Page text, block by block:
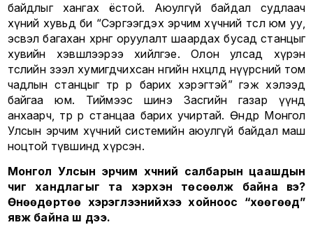
байдлыг хангах ёстой. Аюулгүй байдал судлаач
хүний хувьд би “Сэргээгдэх эрчим хүчний төсөл юм уу,
эсвэл багахан хөрөнгө оруулалт шаардах бусад станцыг
хувийн хэвшлээрээ хийлгэе. Олон улсад хүрэн
төслийн зээл хумигдчихсан өнөөгийн нөхцөлд нүүрсний том
чадлын станцыг төр өөрөө барих хэрэгтэй” гэж хэлээд
байгаа юм. Тиймээс шинэ Засгийн газар үүнд
анхаарч, төр өөрөө станцаа барих учиртай. Өнөөдөр Монгол
Улсын эрчим хүчний системийн аюулгүй байдал маш
ноцтой түвшинд хүрсэн.
Монгол Улсын эрчим хүчний салбарын цаашдын
чиг хандлагыг та хэрхэн төсөөлж байна вэ?
Өнөөдөртөө хэрэглээнийхээ хойноос “хөөгөөд”
явж байна шүү дээ.